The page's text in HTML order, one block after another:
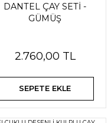
DANTEL ÇAY SETİ -
GÜMÜŞ
2.760,00 TL
SEPETE EKLE